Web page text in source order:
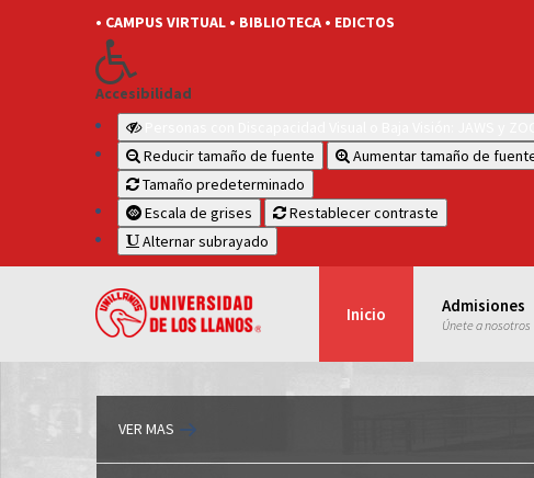
• CAMPUS VIRTUAL • BIBLIOTECA • EDICTOS
Accesibilidad
Reducir tamaño de fuente
Aumentar tamaño de
Tamaño predeterminado
Escala de grises
Restablecer contraste
Alternar subrayado
Inicio Admisiones
Únete a nosotros
VER MAS